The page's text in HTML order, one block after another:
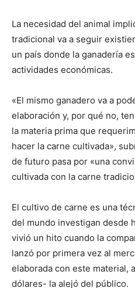
La necesidad del animal
tradicional va a seguir
un país donde la ganadería
actividades económicas.
«El mismo ganadero va a
elaboración y, por qué no,
la materia prima que
hacer la carne cultivada»,
de futuro pasa por «una
cultivada con la carne
El cultivo de carne es una
del mundo investigan desde
vivió un hito cuando la
lanzó por primera vez al
elaborada con este material,
dólares- la alejó del público.